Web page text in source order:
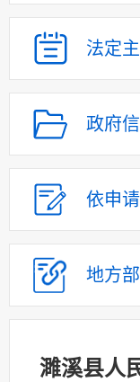
法定
政府
依申
地方部
濉溪县人